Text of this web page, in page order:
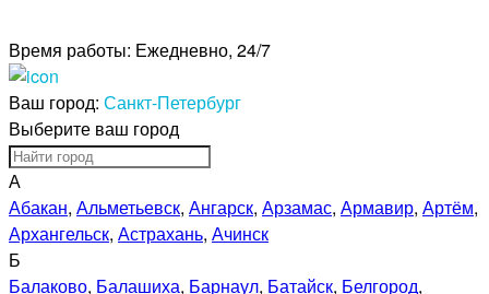
Время работы: Ежедневно, 24/7
Ваш город: Санкт-Петербург
Выберите ваш город
А
Абакан, Альметьевск, Ангарск, Арзамас, Армавир, Артём,
Архангельск, Астрахань, Ачинск
Б
Балаково, Балашиха, Барнаул, Батайск, Белгород,